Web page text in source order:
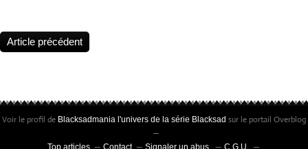
Article précédent
Voir le profil de Blacksadmania l'univers de la série Blacksad sur le portail Overblog